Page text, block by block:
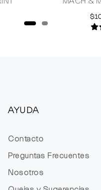
AYUDA
Contacto
Preguntas Frecuentes
Nosotros